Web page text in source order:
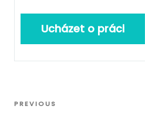
Navigace
Previous
PREVIOUS